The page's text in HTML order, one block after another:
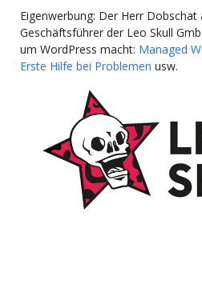
Eigenwerbung: Der Herr
Geschäftsführer der Leo Skull
um WordPress macht: Managed
Erste Hilfe bei Problemen usw.